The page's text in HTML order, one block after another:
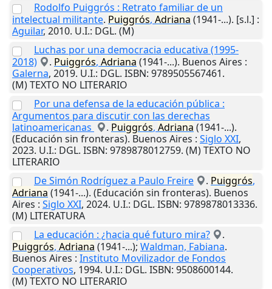
Rodolfo Puiggrós : Retrato familiar de un
intelectual militante. Puiggrós, Adriana (1941-...). [s.l.] :
Aguilar, 2010. U.I.: DGL. (M)
Luchas por una democracia educativa (1995-
2018)
. Puiggrós, Adriana (1941-...). Buenos Aires :
Galerna, 2019. U.I.: DGL. ISBN: 9789505567461.
(M) TEXTO NO LITERARIO
Por una defensa de la educación pública :
Argumentos para discutir con las derechas
latinoamericanas
. Puiggrós, Adriana (1941-...).
(Educación sin fronteras). Buenos Aires : Siglo XXI,
2023. U.I.: DGL. ISBN: 9789878012759. (M) TEXTO NO
LITERARIO
De Simón Rodríguez a Paulo Freire
. Puiggrós,
Adriana (1941-...). (Educación sin fronteras). Buenos
Aires : Siglo XXI, 2024. U.I.: DGL. ISBN: 9789878013336.
(M) LITERATURA
La educación : ¿hacia qué futuro mira?
.
Puiggrós, Adriana (1941-...); Waldman, Fabiana.
Buenos Aires : Instituto Movilizador de Fondos
Cooperativos, 1994. U.I.: DGL. ISBN: 9508600144.
(M) TEXTO NO LITERARIO